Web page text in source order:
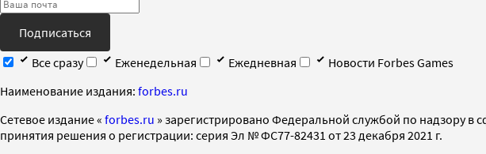
Подписаться
Все сразу
Еженедельная Ежедневная
Новости Forbes Games
Наименование издания: forbes.ru
Cетевое издание « forbes.ru » зарегистрировано Федеральной службой по надзору
принятия решения о регистрации: серия Эл № ФС77-82431 от 23 декабря 2021 г.